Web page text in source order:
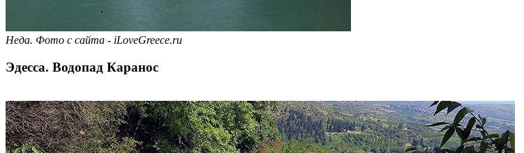
Неда. Фото с сайта - iLoveGreece.ru
Эдесса. Водопад Каранос